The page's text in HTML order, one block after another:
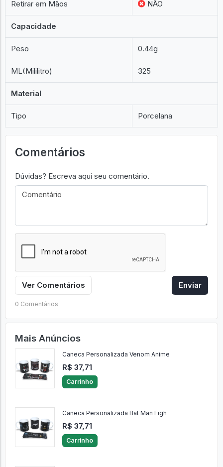
Retirar em Mãos NÃO
Capacidade
Peso 0.44g
ML(Mililitro) 325
Material
Tipo Porcelana
Comentários
Dúvidas? Escreva aqui seu comentário.
Ver Comentários Enviar
0 Comentários
Mais Anúncios
Caneca Personalizada Venom Anime
R$ 37,71
Carrinho
Caneca Personalizada Bat Man Figh
R$ 37,71
Carrinho